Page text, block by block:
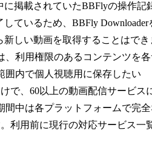
に掲載されていたBBFlyの操作記
ているため、BBFly Downloader
新しい動画を取得することはでき
、利用権限のあるコンテンツを
囲内で個人視聴用に保存したい
で、60以上の動画配信サービス
間中は各プラットフォームで完
利用前に現行の対応サービス一